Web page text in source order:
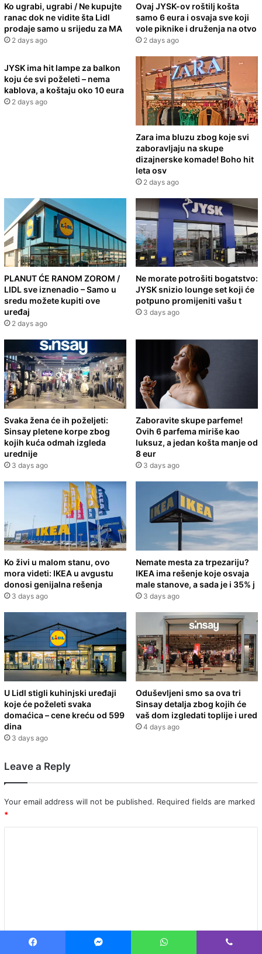
Ko ugrabi, ugrabi / Ne kupujte
ranac dok ne vidite šta Lidl
prodaje samo u srijedu za MA
2 days ago
Ovaj JYSK-ov roštilj košta
samo 6 eura i osvaja sve koji
vole piknike i druženja na otvo
2 days ago
JYSK ima hit lampe za balkon
koju će svi poželeti – nema
kablova, a koštaju oko 10 eura
2 days ago
Zara ima bluzu zbog koje svi
zaboravljaju na skupe
dizajnerske komade! Boho hit
leta osv
2 days ago
PLANUT ĆE RANOM ZOROM /
LIDL sve iznenadio – Samo u
sredu možete kupiti ove
uređaj
2 days ago
Ne morate potrošiti bogatstvo:
JYSK snizio lounge set koji će
potpuno promijeniti vašu t
3 days ago
Svaka žena će ih poželjeti:
Sinsay pletene korpe zbog
kojih kuća odmah izgleda
urednije
3 days ago
Zaboravite skupe parfeme!
Ovih 6 parfema miriše kao
luksuz, a jedan košta manje od
8 eur
3 days ago
Ko živi u malom stanu, ovo
mora videti: IKEA u avgustu
donosi genijalna rešenja
3 days ago
Nemate mesta za trpezariju?
IKEA ima rešenje koje osvaja
male stanove, a sada je i 35% j
3 days ago
U Lidl stigli kuhinjski uređaji
koje će poželeti svaka
domaćica – cene kreću od 599
dina
3 days ago
Oduševljeni smo sa ova tri
Sinsay detalja zbog kojih će
vaš dom izgledati toplije i ured
4 days ago
Leave a Reply
Your email address will not be published. Required fields are marked
*